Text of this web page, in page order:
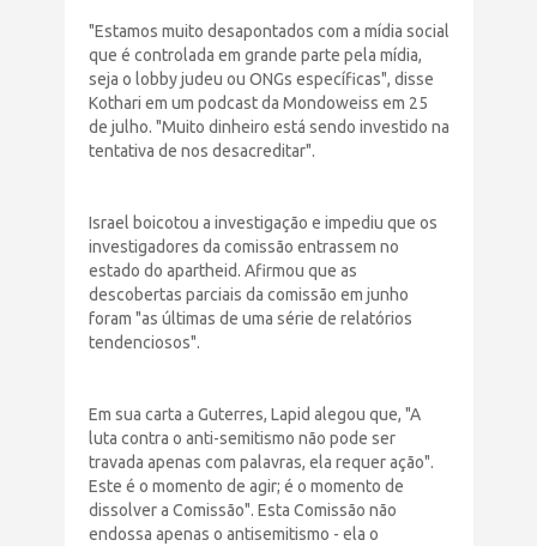
"Estamos muito desapontados com a mídia social
que é controlada em grande parte pela mídia,
seja o lobby judeu ou ONGs específicas", disse
Kothari em um podcast da Mondoweiss em 25
de julho. "Muito dinheiro está sendo investido na
tentativa de nos desacreditar".
Israel boicotou a investigação e impediu que os
investigadores da comissão entrassem no
estado do apartheid. Afirmou que as
descobertas parciais da comissão em junho
foram "as últimas de uma série de relatórios
tendenciosos".
Em sua carta a Guterres, Lapid alegou que, "A
luta contra o anti-semitismo não pode ser
travada apenas com palavras, ela requer ação".
Este é o momento de agir; é o momento de
dissolver a Comissão". Esta Comissão não
endossa apenas o antisemitismo - ela o